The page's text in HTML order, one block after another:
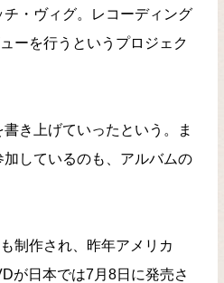
・ヴィグ。レコーディング
ーを行うというプロジェク
き上げていったという。ま
しているのも、アルバムの
制作され、昨年アメリカ
が日本では7月8日に発売さ